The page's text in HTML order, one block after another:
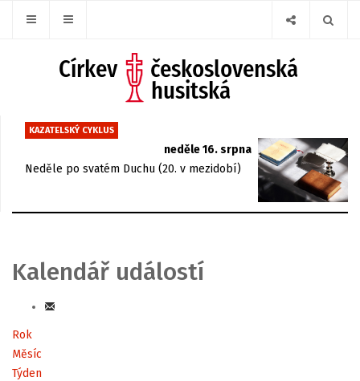
KAZATELSKÝ CYKLUS
neděle 16. srpna
Neděle po svatém Duchu (20. v mezidobí)
Kalendář událostí
Rok
Měsíc
Týden